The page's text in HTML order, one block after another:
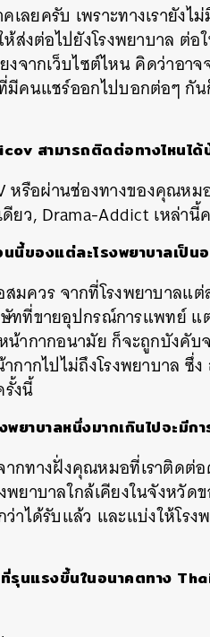
ลยครับ เพราะทางเรายัง
ส่งต่อไปยังโรงพยาบาล ต่อ
งจากเว็บไซต์ไหนคิดว่าอา
มีคนแชร์ออกไปบอกต่อๆกัน
สามารถติดต่อทางไหนได้
หรือผ่านช่องทางของคุณหม
ยว, Drama-Addictเหล่านี้
นี้ของแต่ละโรงพยาบาลเป็นอ
มควร จากที่โรงพยาบาลแ
ทที่ขายอุปกรณ์การแพทย์ แ
น้ากากอนามัยก็จะถูกบังคับ
กากไปไม่ถึงโรงพยาบาล ซึ่ง
งนี้
ยาบาลหนึ่งมากเกินไปจะมีก
กทางฝั่งคุณหมอที่เราติดต่
ยาบาลใกล้เคียงในจังหวัด
าได้รับแล้ว และแบ่งให้โรง
ที่รุนแรงขึ้นในอนาคตทาง